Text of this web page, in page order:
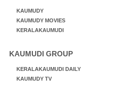
KAUMUDY
KAUMUDY MOVIES
KERALAKAUMUDI
KAUMUDI GROUP
KERALAKAUMUDI DAILY
KAUMUDY TV